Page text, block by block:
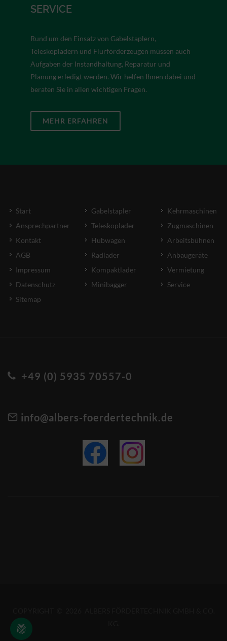
SERVICE
Rund um den Einsatz von Gabelstaplern,
Teleskopladern und Flurförderzeugen müssen auch
Aufgaben der Instandhaltung, Reparatur und
Planung erledigt werden. Wir helfen Ihnen dabei und
beraten Sie in allen wichtigen Fragen.
MEHR ERFAHREN
Start
Ansprechpartner
Kontakt
AGB
Impressum
Datenschutz
Sitemap
Gabelstapler
Teleskoplader
Hubwagen
Radlader
Kompaktlader
Minibagger
Kehrmaschinen
Zugmaschinen
Arbeitsbühnen
Anbaugeräte
Vermietung
Service
+49 (0) 5935 70557-0
info@albers-foerdertechnik.de